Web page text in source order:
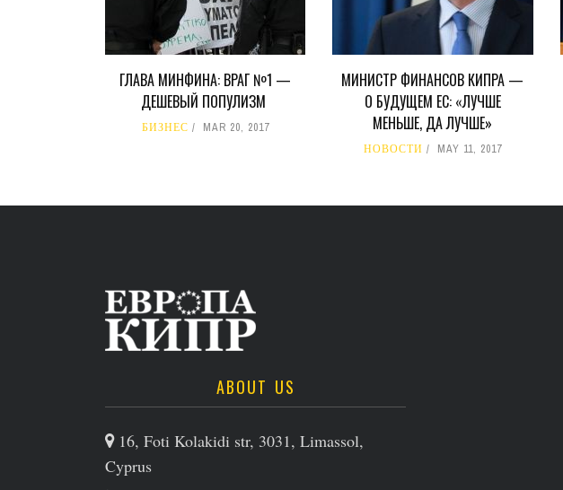
ГЛАВА МИНФИНА: ВРАГ №1 —
ДЕШЕВЫЙ ПОПУЛИЗМ
БИЗНЕС MAR 20, 2017
МИНИСТР ФИНАНСОВ КИПРА —
О БУДУЩЕМ ЕС: «ЛУЧШЕ
МЕНЬШЕ, ДА ЛУЧШЕ»
НОВОСТИ MAY 11, 2017
ABOUT US
16, Foti Kolakidi str, 3031, Limassol,
Cyprus